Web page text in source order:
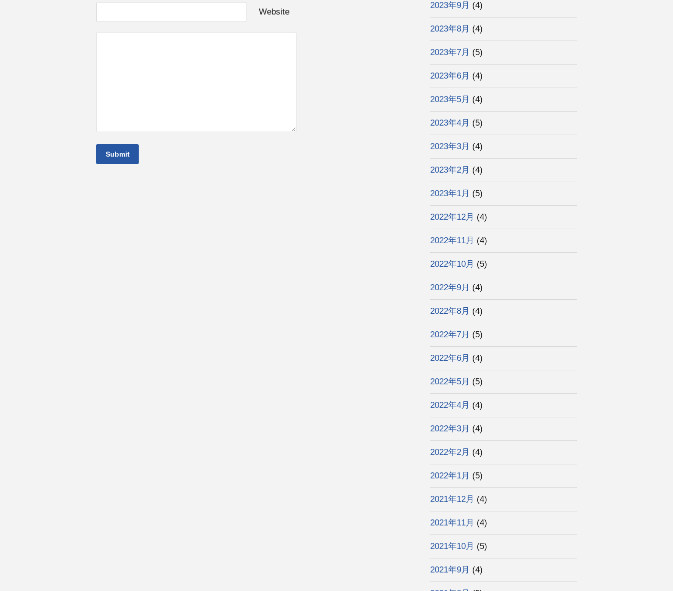
Website
2023年9月 (4)
2023年8月 (4)
2023年7月 (5)
2023年6月 (4)
2023年5月 (4)
2023年4月 (5)
2023年3月 (4)
2023年2月 (4)
2023年1月 (5)
2022年12月 (4)
2022年11月 (4)
2022年10月 (5)
2022年9月 (4)
2022年8月 (4)
2022年7月 (5)
2022年6月 (4)
2022年5月 (5)
2022年4月 (4)
2022年3月 (4)
2022年2月 (4)
2022年1月 (5)
2021年12月 (4)
2021年11月 (4)
2021年10月 (5)
2021年9月 (4)